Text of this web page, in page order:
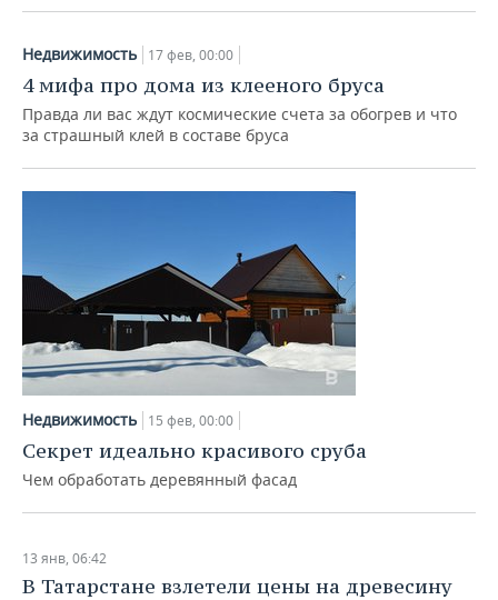
Недвижимость 17 фев, 00:00
4 мифа про дома из клееного бруса
Правда ли вас ждут космические счета за обогрев и что
за страшный клей в составе бруса
Недвижимость 15 фев, 00:00
Секрет идеально красивого сруба
Чем обработать деревянный фасад
13 янв, 06:42
В Татарстане взлетели цены на древесину